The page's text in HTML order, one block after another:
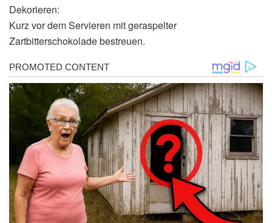
Dekorieren:
Kurz vor dem Servieren mit geraspelter
Zartbitterschokolade bestreuen.